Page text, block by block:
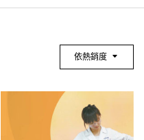
依熱銷度